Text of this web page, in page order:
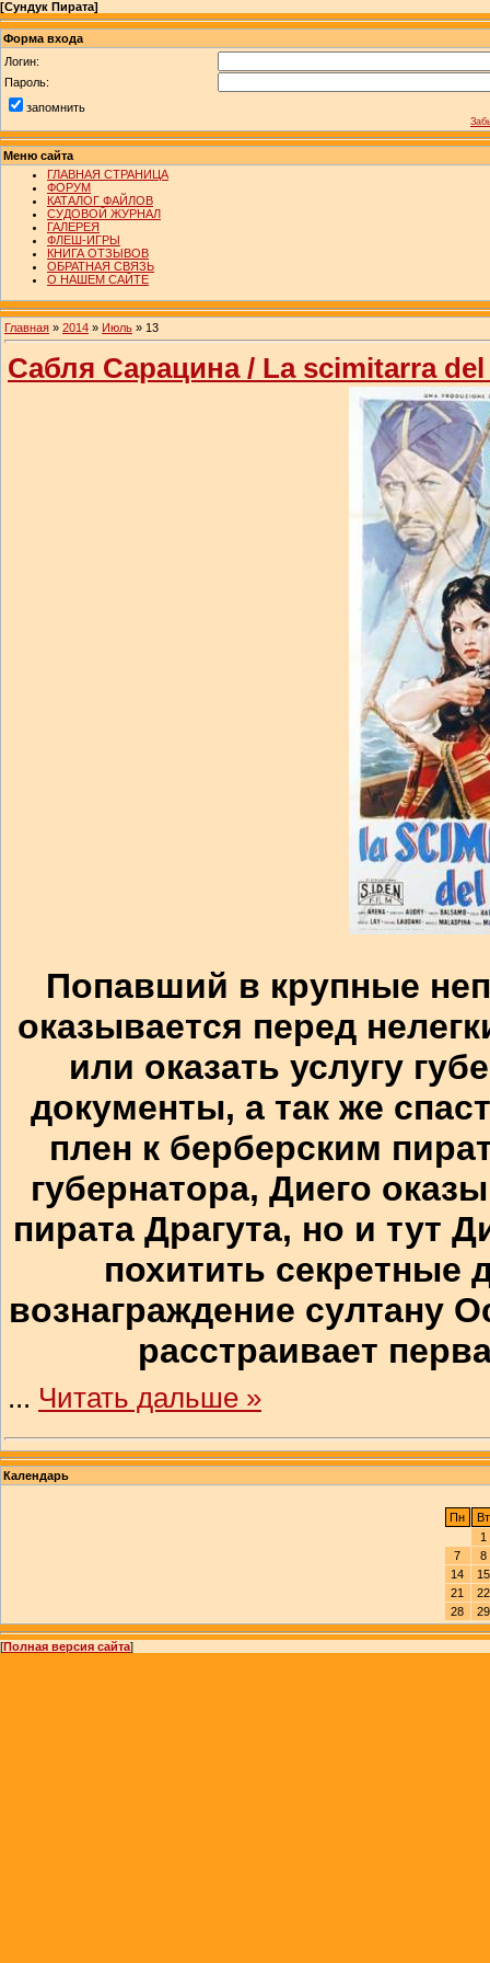
[Сундук Пирата]
Форма входа
Логин:
Пароль:
запомнить
Меню сайта
ГЛАВНАЯ СТРАНИЦА
ФОРУМ
КАТАЛОГ ФАЙЛОВ
СУДОВОЙ ЖУРНАЛ
ГАЛЕРЕЯ
ФЛЕШ-ИГРЫ
КНИГА ОТЗЫВОВ
ОБРАТНАЯ СВЯЗЬ
О НАШЕМ САЙТЕ
Главная » 2014 » Июль » 13
Сабля Сарацина / La scimitarra del
Попавший в крупные
оказывается перед
или оказать услугу
документы, а так же
плен к берберским
губернатора, Диего
пирата Драгута, но и тут
похитить секретные
вознаграждение султану
расстраивает
... Читать дальше »
Календарь
Пн
Вт
1
7
8
14
15
21
22
28
29
[Полная версия сайта]